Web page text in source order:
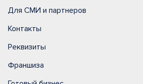
Для СМИ и партнеров
Контакты
Реквизиты
Франшиза